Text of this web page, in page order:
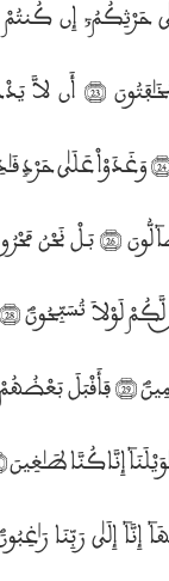
رَبِّنَآ إِنَّا كُنَّا ظَـٰلِمِينَؐ